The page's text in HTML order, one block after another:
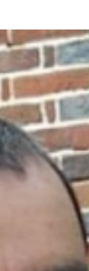
Loupiere (89110)
1 annonce
autre service